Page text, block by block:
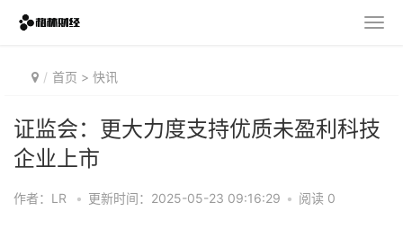
首页 > 快讯
证监会：更大力度支持优质未盈利科技
企业上市
作者：LR • 更新时间：2025-05-23 09:16:29 • 阅读 0